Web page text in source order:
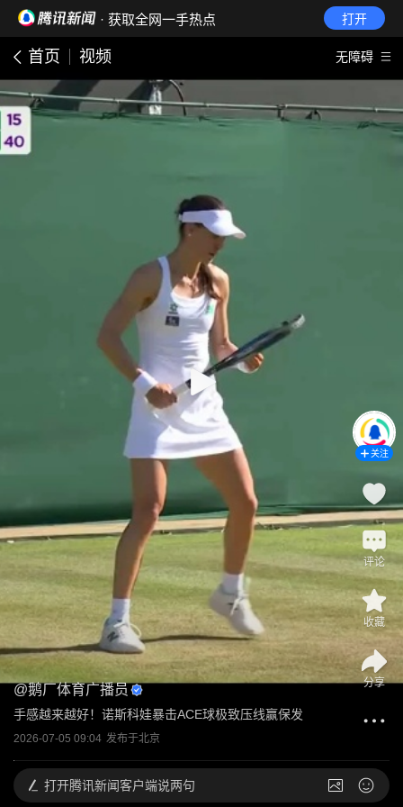
· 获取全网一手热点 打开
首页 视频 无障碍
@鹅厂体育广播员
手感越来越好！诺斯科娃暴击ACE球极致压线赢保发
2026-07-05 09:04 发布于北京
关注
评论
收藏
分享
打开腾讯新闻客户端说两句